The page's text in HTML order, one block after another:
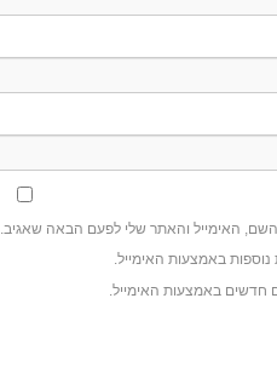
האימייל והאתר שלי לפעם הבאה שאגיב.
נוספות באמצעות האימייל.
חדשים באמצעות האימייל.